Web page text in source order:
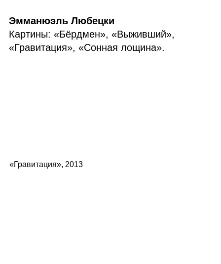
Эмманюэль Любецки
Картины: «Бёрдмен», «Выживший»,
«Гравитация», «Сонная лощина».
«Гравитация», 2013